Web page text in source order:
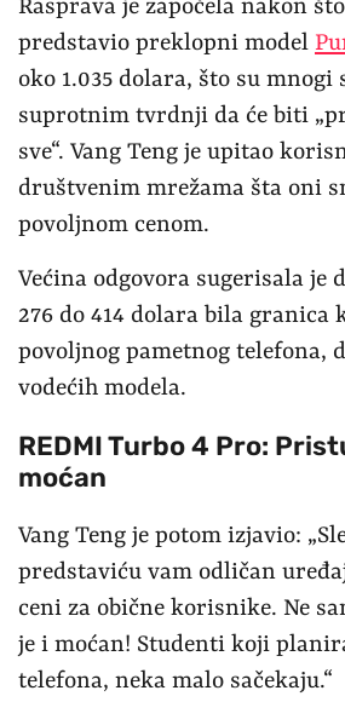
Rasprava je započela nakon
predstavio preklopni model
oko 1.035 dolara, što su
suprotnim tvrdnji da će biti
sve“. Vang Teng je upitao
društvenim mrežama šta oni
povoljnom cenom.
Većina odgovora sugerisala je
276 do 414 dolara bila granica
povoljnog pametnog telefona,
vodećih modela.
REDMI Turbo 4 Pro:
moćan
Vang Teng je potom izjavio:
predstaviću vam odličan
ceni za obične korisnike. Ne
je i moćan! Studenti koji
telefona, neka malo sačekaju.“